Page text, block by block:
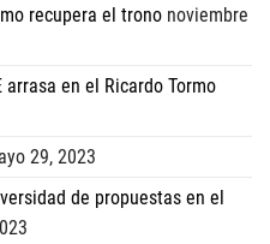
recupera el trono noviembre
arrasa en el Ricardo Tormo
29, 2023
de propuestas en el